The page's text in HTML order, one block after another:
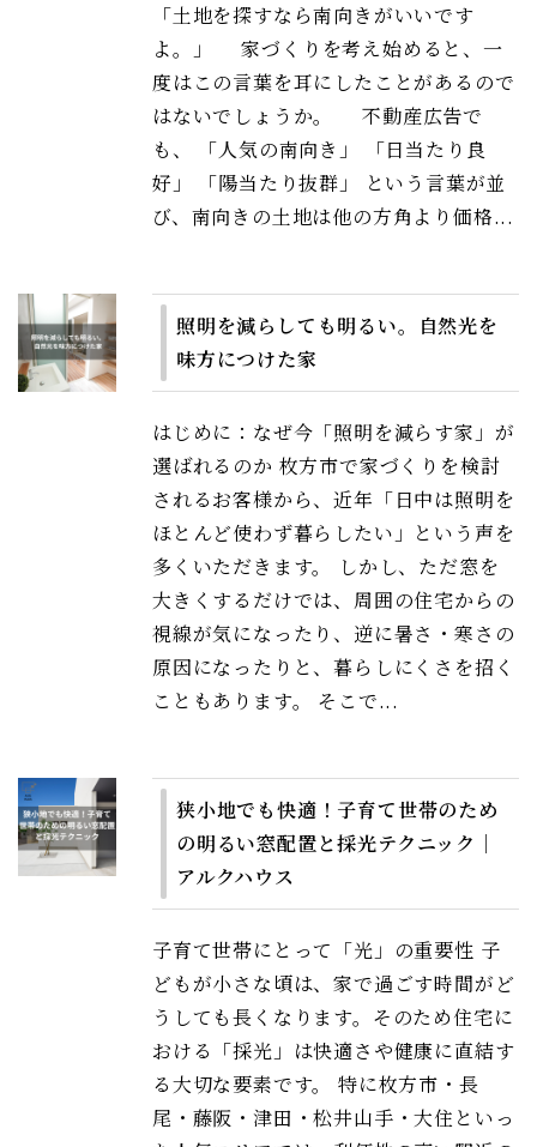
「土地を探すなら南向きがいいです
よ。」 家づくりを考え始めると、一
度はこの言葉を耳にしたことがあるので
はないでしょうか。 不動産広告で
も、 「人気の南向き」 「日当たり良
好」 「陽当たり抜群」 という言葉が並
び、南向きの土地は他の方角より価格...
照明を減らしても明るい。自然光を
味方につけた家
はじめに：なぜ今「照明を減らす家」が
選ばれるのか 枚方市で家づくりを検討
されるお客様から、近年「日中は照明を
ほとんど使わず暮らしたい」という声を
多くいただきます。 しかし、ただ窓を
大きくするだけでは、周囲の住宅からの
視線が気になったり、逆に暑さ・寒さの
原因になったりと、暮らしにくさを招く
こともあります。 そこで...
狭小地でも快適！子育て世帯のため
の明るい窓配置と採光テクニック｜
アルクハウス
子育て世帯にとって「光」の重要性 子
どもが小さな頃は、家で過ごす時間がど
うしても長くなります。そのため住宅に
おける「採光」は快適さや健康に直結す
る大切な要素です。 特に枚方市・長
尾・藤阪・津田・松井山手・大住といっ